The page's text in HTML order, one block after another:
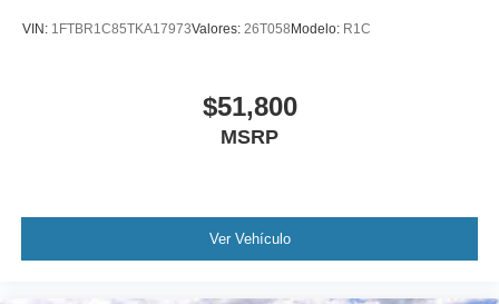
VIN: 1FTBR1C85TKA17973Valores: 26T058 Modelo: R1C
$51,800
MSRP
Ver Vehículo